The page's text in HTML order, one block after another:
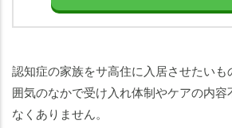
認知症の家族をサ高住に入居させたいも
囲気のなかで受け入れ体制やケアの内
なくありません。
ラ
ブ
認知
症で
サ高